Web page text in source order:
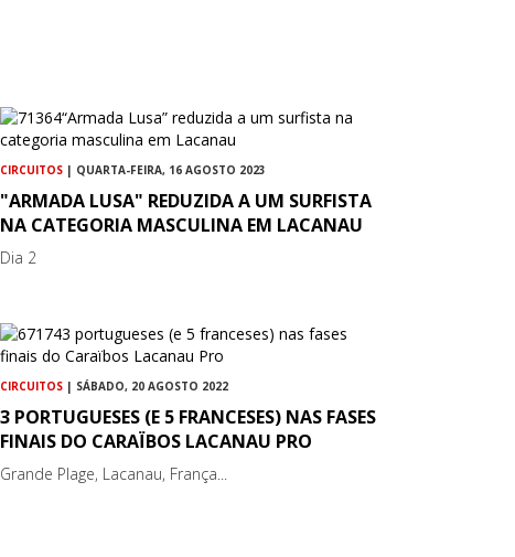
CIRCUITOS | QUARTA-FEIRA, 16 AGOSTO 2023
"ARMADA LUSA" REDUZIDA A UM SURFISTA
NA CATEGORIA MASCULINA EM LACANAU
Dia 2
CIRCUITOS | SÁBADO, 20 AGOSTO 2022
3 PORTUGUESES (E 5 FRANCESES) NAS FASES
FINAIS DO CARAÏBOS LACANAU PRO
Grande Plage, Lacanau, França...